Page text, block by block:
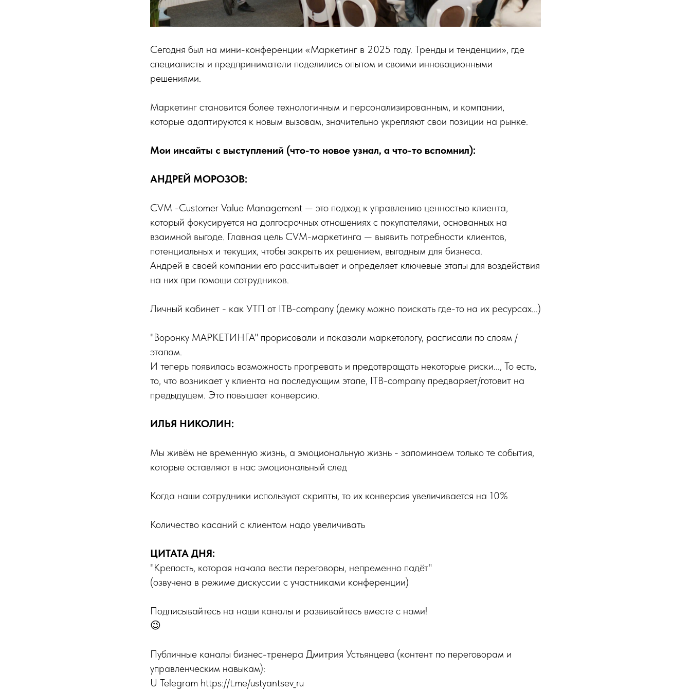
Сегодня был на мини-конференции «Маркетинг в 2025 году. Тренды и тенденции», где
специалисты и предприниматели поделились опытом и своими инновационными
решениями.
Маркетинг становится более технологичным и персонализированным, и компании,
которые адаптируются к новым вызовам, значительно укрепляют свои позиции на рынке.
Мои инсайты с выступлений (что-то новое узнал, а что-то вспомнил):
АНДРЕЙ МОРОЗОВ:
CVM -Customer Value Management — это подход к управлению ценностью клиента,
который фокусируется на долгосрочных отношениях с покупателями, основанных на
взаимной выгоде. Главная цель CVM-маркетинга — выявить потребности клиентов,
потенциальных и текущих, чтобы закрыть их решением, выгодным для бизнеса.
Андрей в своей компании его рассчитывает и определяет ключевые этапы для воздействия
на них при помощи сотрудников.
Личный кабинет - как УТП от ITB-company (демку можно поискать где-то на их ресурсах...)
"Воронку МАРКЕТИНГА" прорисовали и показали маркетологу, расписали по слоям /
этапам.
И теперь появилась возможность прогревать и предотвращать некоторые риски..., То есть,
то, что возникает у клиента на последующим этапе, ITB-company предваряет/готовит на
предыдущем. Это повышает конверсию.
ИЛЬЯ НИКОЛИН:
Мы живём не временную жизнь, а эмоциональную жизнь - запоминаем только те события,
которые оставляют в нас эмоциональный след
Когда наши сотрудники используют скрипты, то их конверсия увеличивается на 10%
Количество касаний с клиентом надо увеличивать
ЦИТАТА ДНЯ:
"Крепость, которая начала вести переговоры, непременно падёт"
(озвучена в режиме дискуссии с участниками конференции)
Подписывайтесь на наши каналы и развивайтесь вместе с нами!
😉
Публичные каналы бизнес-тренера Дмитрия Устьянцева (контент по переговорам и
управленческим навыкам):
U Telegram https://t.me/ustyantsev_ru